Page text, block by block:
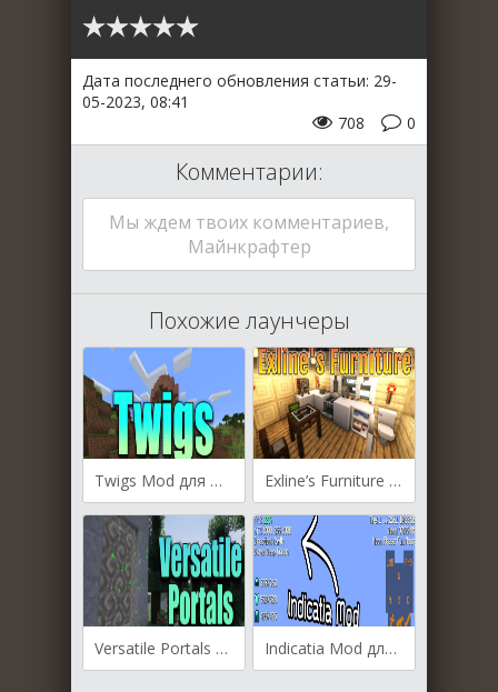
Дата последнего обновления статьи: 29-
05-2023, 08:41
0
708
Комментарии:
Мы ждем твоих комментариев,
Майнкрафтер
Похожие лаунчеры
Twigs Mod для Майнкрафт [1.19.4, 1.19.2, 1.19] Exline’s Furniture для Майнкрафт [1.19.4, 1.19.2, 1.19]
Versatile Portals для Майнкрафт 1.16.5 Indicatia Mod для Майнкрафт [1.19.3, 1.19.2, 1.19]